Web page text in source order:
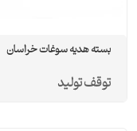
بسته هدیه سوغات خراسان
توقف تولید